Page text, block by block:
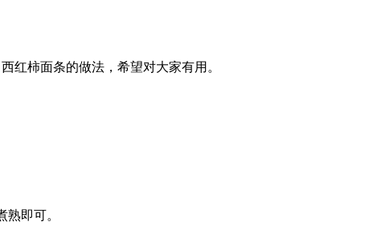
红柿面条的做法，希望对大家有用。
即可。